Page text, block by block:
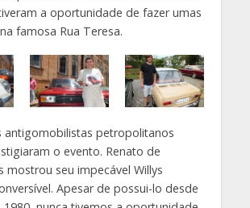
a oportunidade de fazer umas
famosa Rua Teresa.
antigomobilistas petropolitanos
o evento. Renato de
mostrou seu impecável Willys
Apesar de possui-lo desde